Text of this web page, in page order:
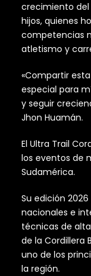
crecimiento del
hijos, quienes
competencias
atletismo y
«Compartir
especial para
y seguir
Jhon Huamán.
El Ultra Trail
los eventos de
Sudamérica.
Su edición
nacionales e
técnicas de
de la Cordillera
uno de los
la región.